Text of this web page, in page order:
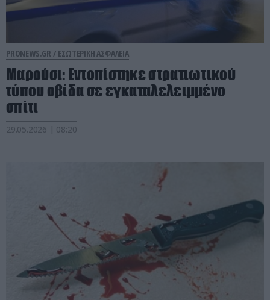
PRONEWS.GR / ΕΣΩΤΕΡΙΚΗ ΑΣΦΑΛΕΙΑ
Μαρούσι: Εντοπίστηκε στρατιωτικού
τύπου οβίδα σε εγκαταλελειμμένο
σπίτι
29.05.2026 | 08:20